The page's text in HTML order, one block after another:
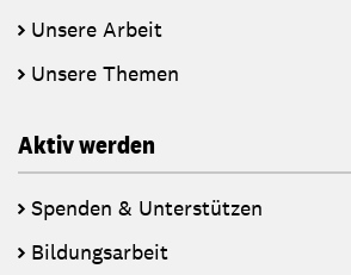
Unsere Arbeit
Unsere Themen
Aktiv werden
Spenden & Unterstützen
Bildungsarbeit